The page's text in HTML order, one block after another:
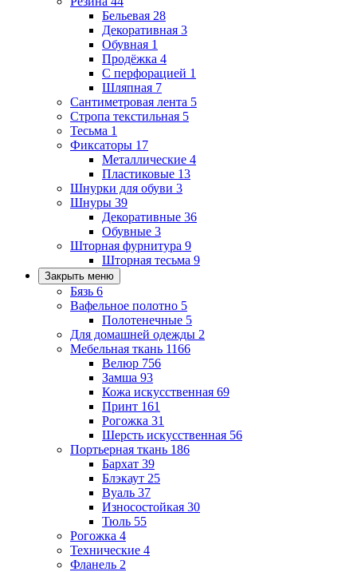
Бельевая 28
Декоративная 3
Обувная 1
Продёжка 4
С перфорацией 1
Шляпная 7
Сантиметровая лента 5
Стропа текстильная 5
Тесьма 1
Фиксаторы 17
Металлические 4
Пластиковые 13
Шнурки для обуви 3
Шнуры 39
Декоративные 36
Обувные 3
Шторная фурнитура 9
Шторная тесьма 9
Закрыть меню
Бязь 6
Вафельное полотно 5
Полотенечные 5
Для домашней одежды 2
Мебельная ткань 1166
Велюр 756
Замша 93
Кожа искусственная 69
Принт 161
Рогожка 31
Шерсть искусственная 56
Портьерная ткань 186
Бархат 39
Блэкаут 25
Вуаль 37
Износостойкая 30
Тюль 55
Рогожка 4
Технические 4
Фланель 2